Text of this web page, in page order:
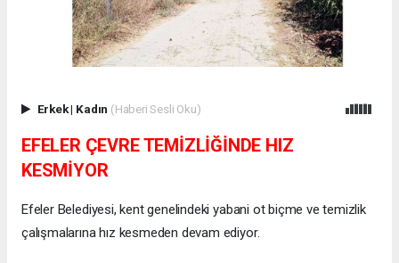
Erkek| Kadın (Haberi Sesli Oku)
EFELER ÇEVRE TEMİZLİĞİNDE HIZ
KESMİYOR
Efeler Belediyesi, kent genelindeki yabani ot biçme ve temizlik
çalışmalarına hız kesmeden devam ediyor.